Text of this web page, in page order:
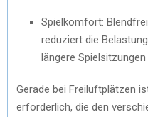
Spielkomfort:
reduziert die
längere Spielsitzungen
Gerade bei Freiluftplätzen
erforderlich, die den